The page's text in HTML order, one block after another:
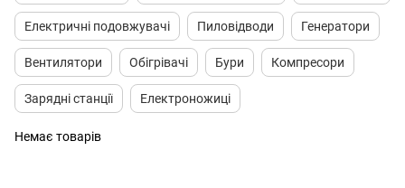
Електричні подовжувачі Пиловідводи Генератори
Вентилятори Обігрівачі Бури Компресори
Зарядні станції Електроножиці
Немає товарів